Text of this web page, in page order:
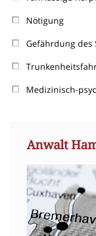
Nötigung
Gefährdung des
Medizinisch-
Anwalt